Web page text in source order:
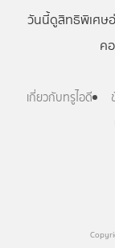
วันนี้ดูสิทธิพิเศษ
ค
เกี่ยวกับทรูไอดี